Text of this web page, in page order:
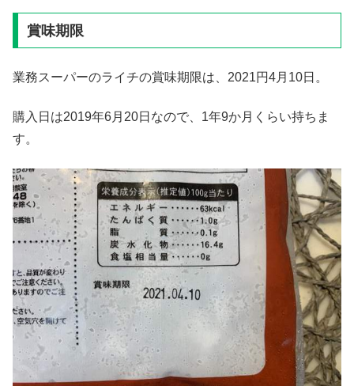
賞味期限
業務スーパーのライチの賞味期限は、2021円4月10日。
購入日は2019年6月20日なので、1年9か月くらい持ちま
す。